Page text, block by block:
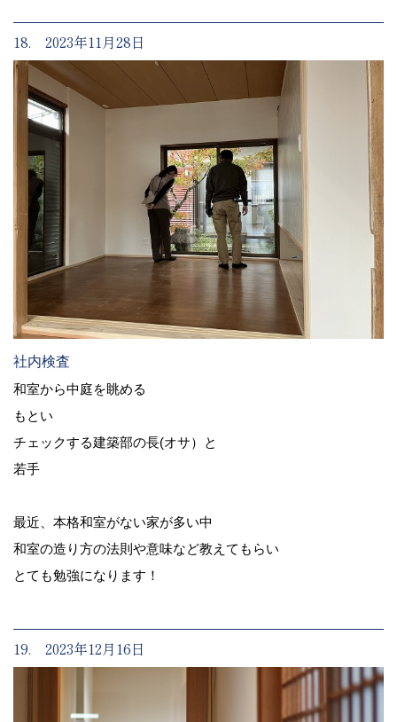
18. 2023年11月28日
社内検査
和室から中庭を眺める
もとい
チェックする建築部の長(オサ）と
若手
最近、本格和室がない家が多い中
和室の造り方の法則や意味など教えてもらい
とても勉強になります！
19. 2023年12月16日